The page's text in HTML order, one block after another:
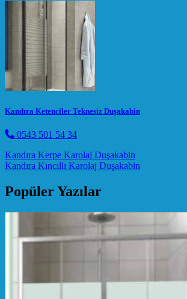
Kandıra Ketenciler Teknesiz Duşakabin
0543 501 54 34
Post navigation
Kandıra Kerpe Karolaj Duşakabin
Kandıra Kıncıllı Karolaj Duşakabin
Popüler Yazılar